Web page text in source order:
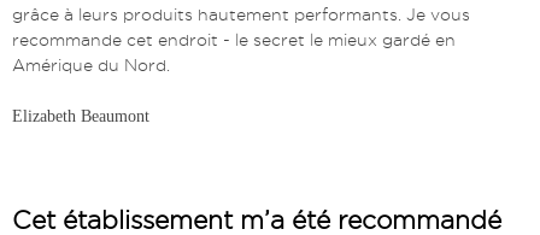
grâce à leurs produits hautement performants. Je vous
recommande cet endroit - le secret le mieux gardé en
Amérique du Nord.
Elizabeth Beaumont
Cet établissement m’a été recommandé